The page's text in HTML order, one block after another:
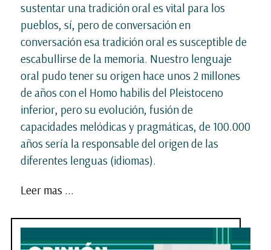
sustentar una tradición oral es vital para los
pueblos, sí, pero de conversación en
conversación esa tradición oral es susceptible de
escabullirse de la memoria. Nuestro lenguaje
oral pudo tener su origen hace unos 2 millones
de años con el Homo habilis del Pleistoceno
inferior, pero su evolución, fusión de
capacidades melódicas y pragmáticas, de 100.000
años sería la responsable del origen de las
diferentes lenguas (idiomas).
Leer mas ...